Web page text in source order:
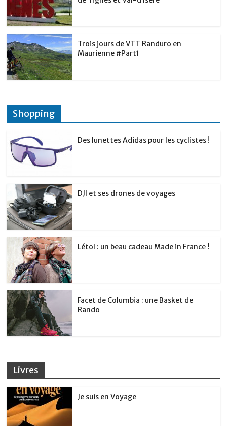
Trois jours de VTT Randuro en
Maurienne #Part1
Shopping
Des lunettes Adidas pour les cyclistes !
DJI et ses drones de voyages
Létol : un beau cadeau Made in France !
Facet de Columbia : une Basket de
Rando
Livres
Je suis en Voyage